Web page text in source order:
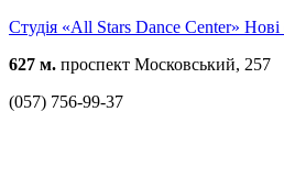
Студія «All Stars Dance Center»
627 м. проспект Московський, 257
(057) 756-99-37